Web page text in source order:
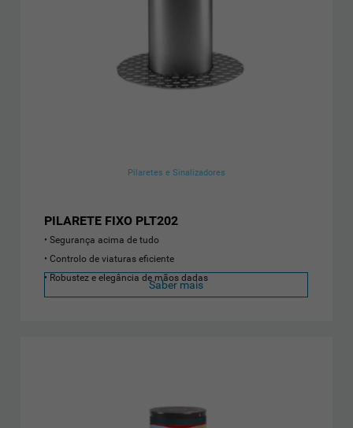
Pilaretes e Sinalizadores
PILARETE FIXO PLT202
Segurança acima de tudo
Controlo de viaturas eficiente
Robustez e elegância de mãos dadas
Saber mais